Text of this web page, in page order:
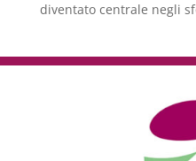
diventato centrale negli